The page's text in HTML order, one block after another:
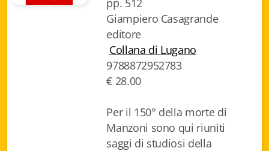
pp. 512
Giampiero Casagrande
editore
Collana di Lugano
9788872952783
€ 28.00
Per il 150° della morte di
Manzoni sono qui riuniti
saggi di studiosi della
Biblioteca letteraria Nord-Sud
EJO- European Journalism Observatory